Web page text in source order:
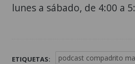
lunes a sábado, de 4:00 a
ETIQUETAS: podcast compadrito